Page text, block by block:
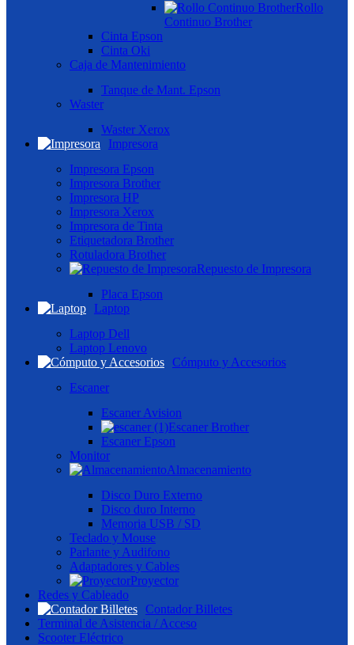
Rollo
Continuo Brother
Cinta Epson
Cinta Oki
Caja de Mantenimiento
Tanque de Mant. Epson
Waster
Waster Xerox
Impresora
Impresora Epson
Impresora Brother
Impresora HP
Impresora Xerox
Impresora de Tinta
Etiquetadora Brother
Rotuladora Brother
Repuesto de Impresora
Placa Epson
Laptop
Laptop Dell
Laptop Lenovo
Cómputo y Accesorios
Escaner
Escaner Avision
Escaner Brother
Escaner Epson
Monitor
Almacenamiento
Disco Duro Externo
Disco duro Interno
Memoria USB / SD
Teclado y Mouse
Parlante y Audifono
Adaptadores y Cables
Proyector
Redes y Cableado
Contador Billetes
Terminal de Asistencia / Acceso
Scooter Eléctrico